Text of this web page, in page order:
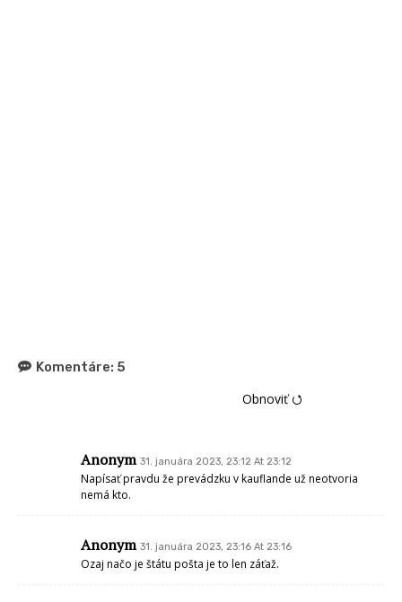
Komentáre: 5
Obnoviť ⭯
Anonym 31. januára 2023, 23:12 At 23:12
Napísať pravdu že prevádzku v kauflande už neotvoria
nemá kto.
Anonym 31. januára 2023, 23:16 At 23:16
Ozaj načo je štátu pošta je to len záťaž.